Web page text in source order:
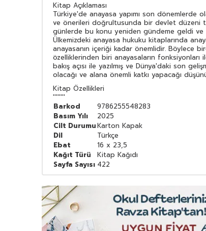
Kitap Açıklaması
Türkiye'de anayasa yapımı son dönemlerde
ve önerileri doğrultusunda bir devlet düzeni
günlerde bu konu yeniden gündeme geldi ve
Ülkemizdeki anayasa hukuku kitaplarında
anayasanın içeriği kadar önemlidir. Böylece
özelliklerinden biri anayasaların fonksiyonları
bakış açısı ile yazılmış ve Dünya'daki son
olacağı ve alana önemli katkı yapacağı
Kitap Özellikleri
''''''''
Barkod
9786255548283
Basım Yılı
2025
Cilt DurumuKarton Kapak
Dil
Türkçe
Ebat
16 x 23,5
Kağıt Türü
Kitap Kağıdı
Sayfa Sayısı 422